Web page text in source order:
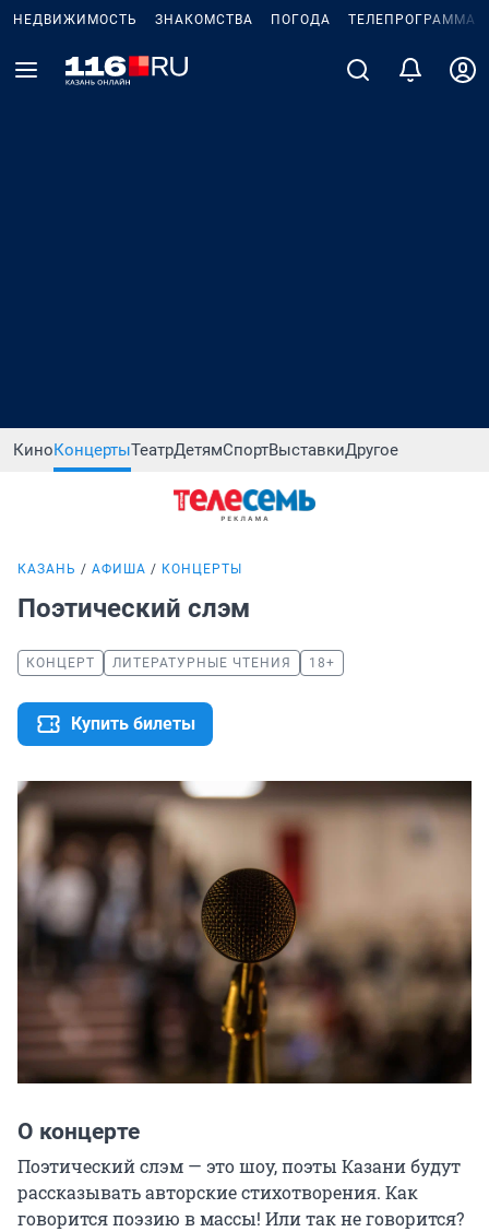
НЕДВИЖИМОСТЬ ЗНАКОМСТВА ПОГОДА ТЕЛЕПРОГРАММА
КиноКонцертыТеатрДетямСпортВыставкиДругое
КАЗАНЬ АФИША КОНЦЕРТЫ
Поэтический слэм
КОНЦЕРТ ЛИТЕРАТУРНЫЕ ЧТЕНИЯ 18+
Купить билеты
О концерте
Поэтический слэм — это шоу, поэты Казани будут
рассказывать авторские стихотворения. Как
говорится поэзию в массы! Или так не говорится?